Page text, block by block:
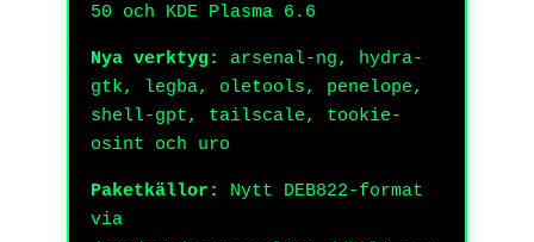
50 och KDE Plasma 6.6
Nya verktyg:
arsenal-ng, hydra-
gtk, legba, oletools, penelope,
shell-gpt, tailscale, tookie-
osint och uro
Paketkällor:
Nytt DEB822-format
via